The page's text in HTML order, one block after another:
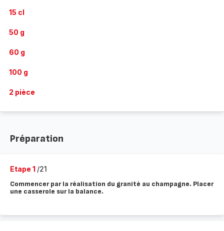
15 cl
50 g
60 g
100 g
2 pièce
Préparation
Etape 1 /21
Commencer par la réalisation du granité au champagne. Placer
une casserole sur la balance.